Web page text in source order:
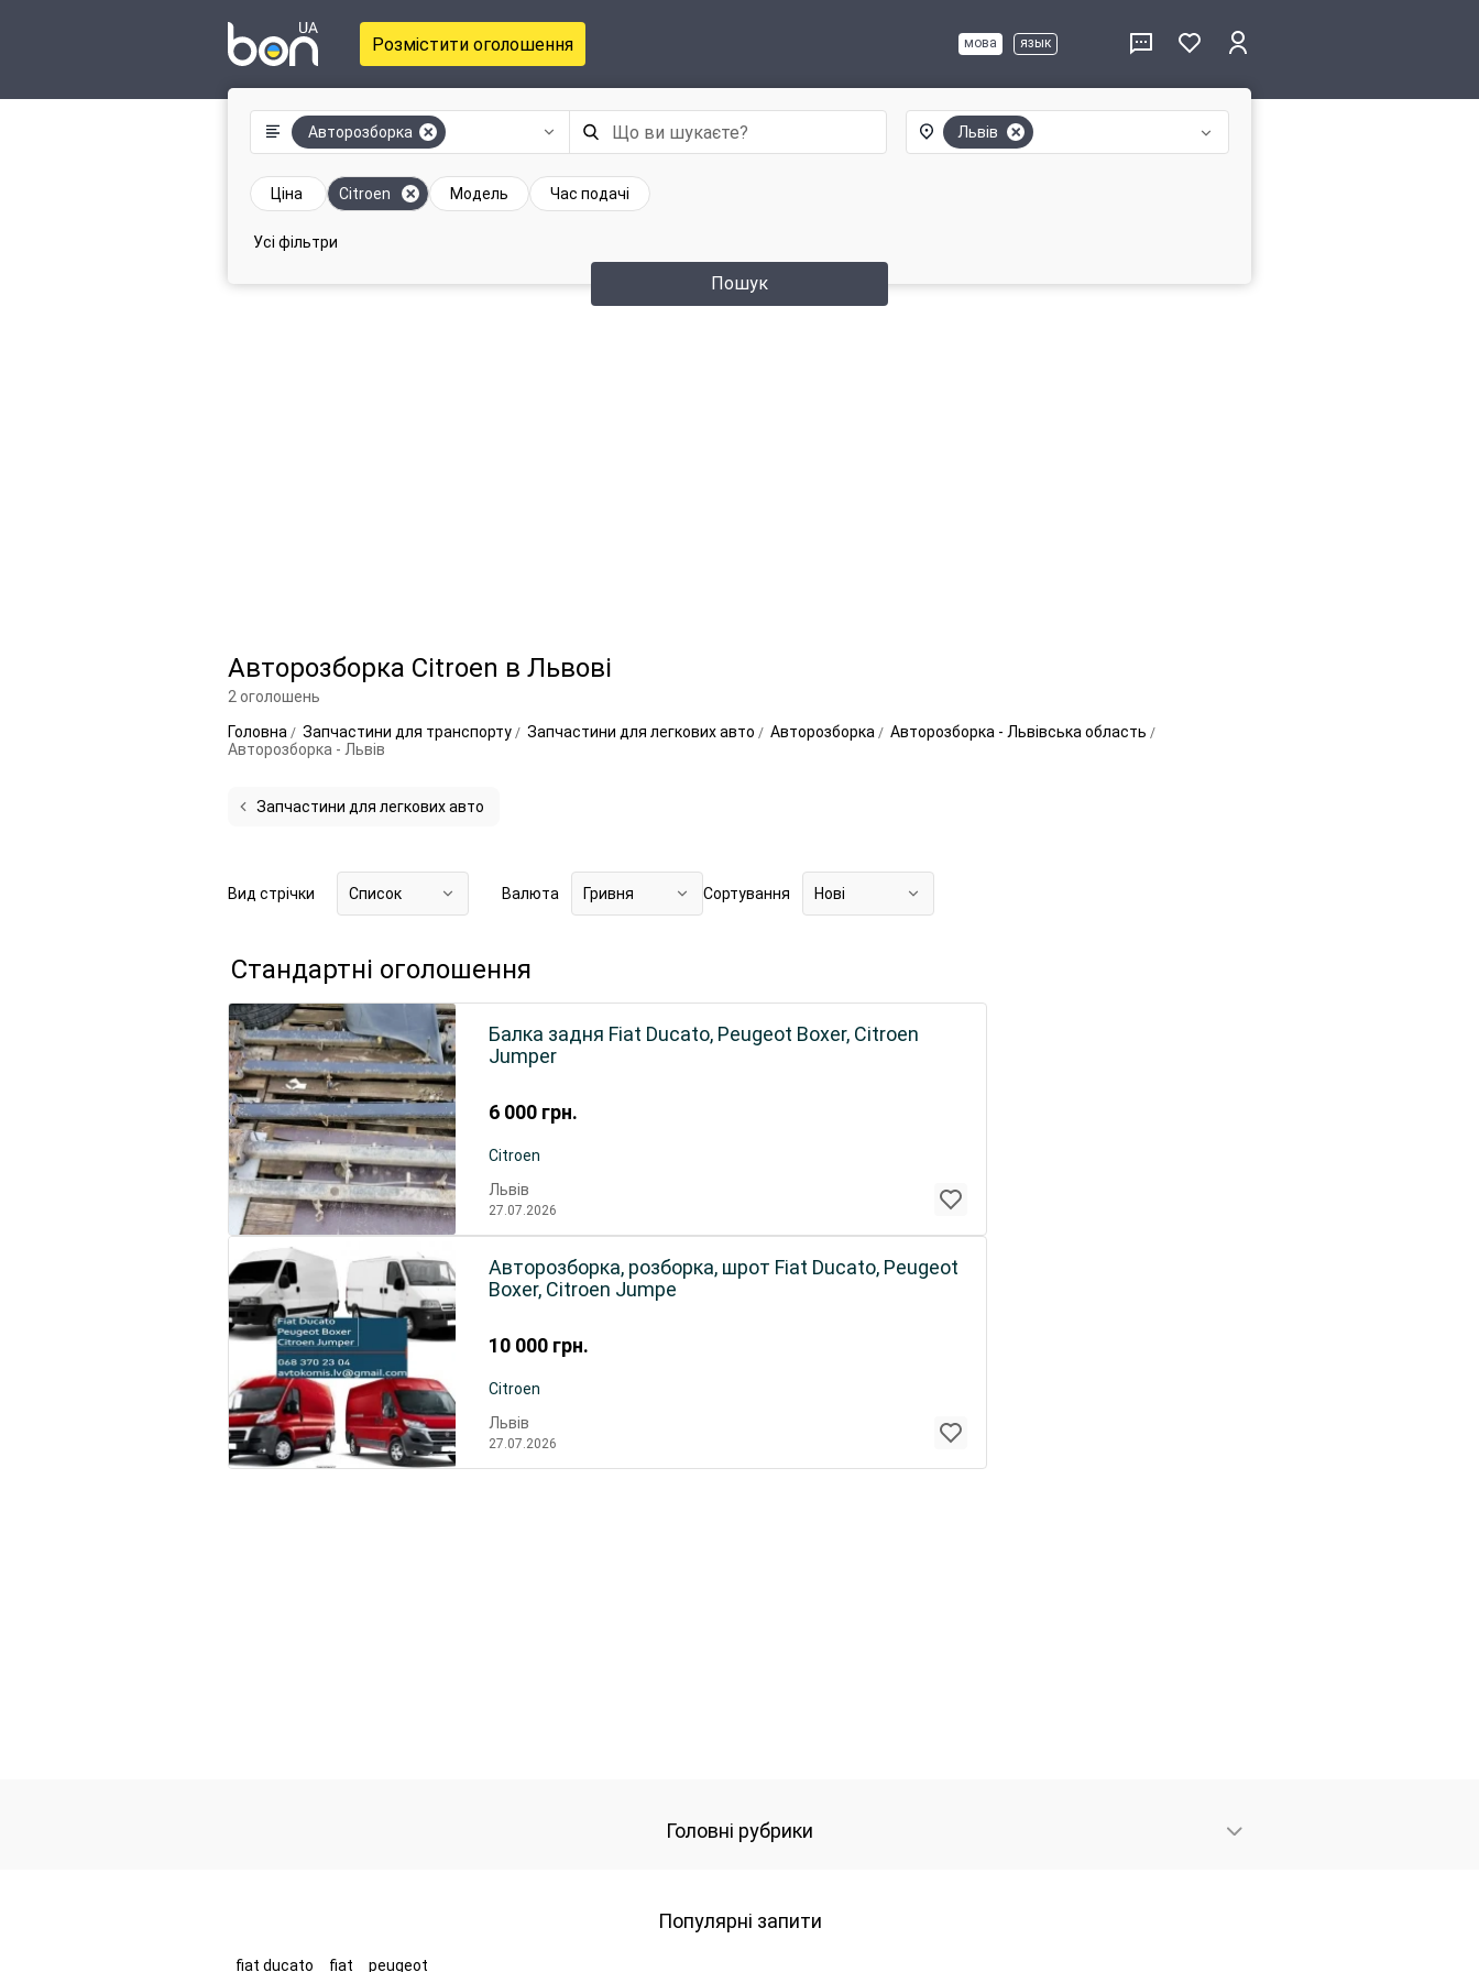
Розмістити оголошення мова язык
Авторозборка Львів
Пошук
Ціна Citroen Модель Час подачі
Усі фільтри
Авторозборка Citroen в Львові
2 оголошень
Головна
Запчастини для транспорту Запчастини для легкових авто Авторозборка
Авторозборка - Львівська область
Авторозборка - Львів
Запчастини для легкових авто
Вид стрічки Список Валюта Гривня Сортування Нові
Стандартні оголошення
6 000 грн.
Балка задня Fiat Ducato, Peugeot Boxer, Citroen
Jumper
Citroen
Львів
27.07.2026
10 000 грн.
Авторозборка, розборка, шрот Fiat Ducato, Peugeot
Boxer, Citroen Jumpe
Citroen
Львів
27.07.2026
Головні рубрики
Популярні запити
fiat ducato fiat peugeot